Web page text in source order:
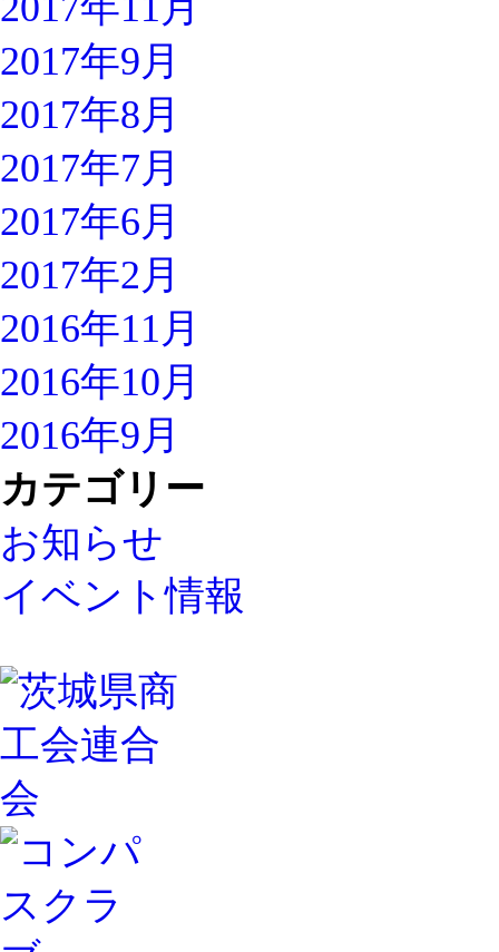
2017年9月
2017年8月
2017年7月
2017年6月
2017年2月
2016年11月
2016年10月
2016年9月
カテゴリー
お知らせ
イベント情報